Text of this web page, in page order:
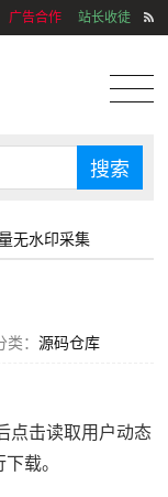
广告合作 站长收徒
无水印采集
类：源码仓库
点击读取用户动态
载。